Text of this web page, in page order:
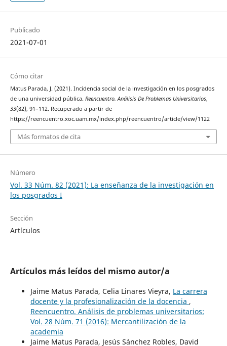
Publicado
2021-07-01
Cómo citar
Matus Parada, J. (2021). Incidencia social de la investigación en los posgrados
de una universidad pública. Reencuentro. Análisis De Problemas Universitarios,
33(82), 91–112. Recuperado a partir de
https://reencuentro.xoc.uam.mx/index.php/reencuentro/article/view/1122
Más formatos de cita
Número
Vol. 33 Núm. 82 (2021): La enseñanza de la investigación en
los posgrados I
Sección
Artículos
Artículos más leídos del mismo autor/a
Jaime Matus Parada, Celia Linares Vieyra, La carrera
docente y la profesionalización de la docencia ,
Reencuentro. Análisis de problemas universitarios:
Vol. 28 Núm. 71 (2016): Mercantilización de la
academia
Jaime Matus Parada, Jesús Sánchez Robles, David